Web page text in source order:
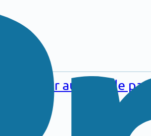
Passer au pied de page